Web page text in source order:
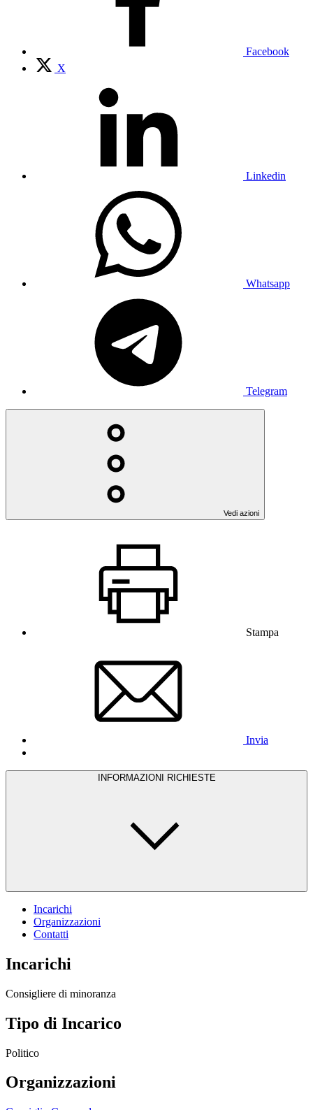
Facebook
X
Linkedin
Whatsapp
Telegram
Vedi azioni
Stampa
Invia
INFORMAZIONI RICHIESTE
Incarichi
Organizzazioni
Contatti
Incarichi
Consigliere di minoranza
Tipo di Incarico
Politico
Organizzazioni